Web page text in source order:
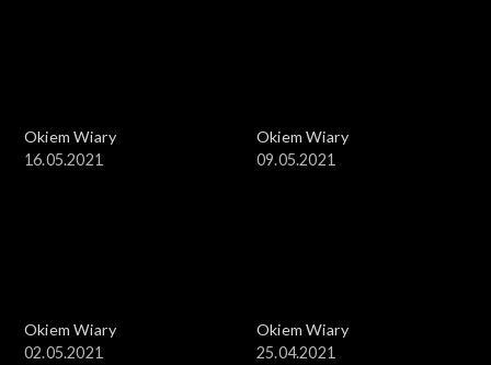
Okiem Wiary
16.05.2021
Okiem Wiary
09.05.2021
Okiem Wiary
02.05.2021
Okiem Wiary
25.04.2021